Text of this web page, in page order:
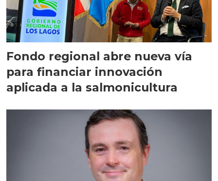
Fondo regional abre nueva vía
para financiar innovación
aplicada a la salmonicultura